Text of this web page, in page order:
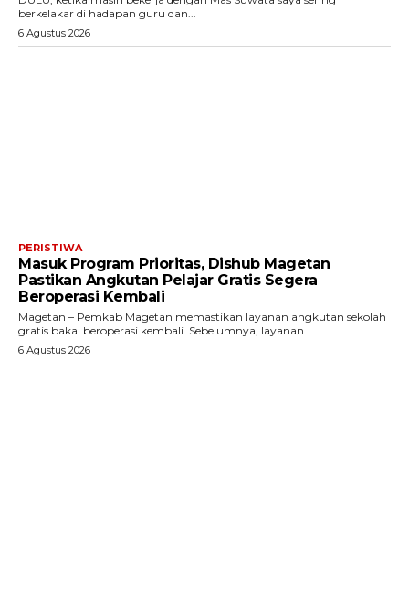
berkelakar di hadapan guru dan...
6 Agustus 2026
PERISTIWA
Masuk Program Prioritas, Dishub Magetan
Pastikan Angkutan Pelajar Gratis Segera
Beroperasi Kembali
Magetan – Pemkab Magetan memastikan layanan angkutan sekolah
gratis bakal beroperasi kembali. Sebelumnya, layanan...
6 Agustus 2026